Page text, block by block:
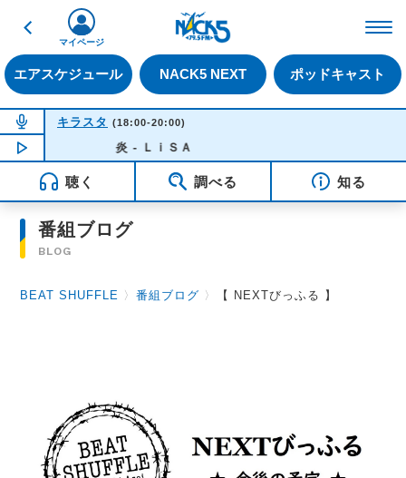
戻る
エアスケジュール NACK5 NEXT ポッドキャスト
マイページ
NOW ON AIR
キラスタ (18:00-20:00)
NOW PLAYING 19:50
炎 - ＬｉＳＡ
聴く 調べる 知る
番組ブログ
BLOG
BEAT SHUFFLE 〉番組ブログ 〉 【 NEXTびっふる 】